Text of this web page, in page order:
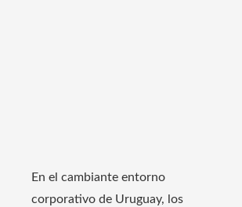
En el cambiante entorno
corporativo de Uruguay, los